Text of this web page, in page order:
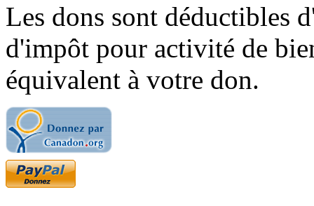
Les dons sont déductibles
d'impôt pour activité de
équivalent à votre don.